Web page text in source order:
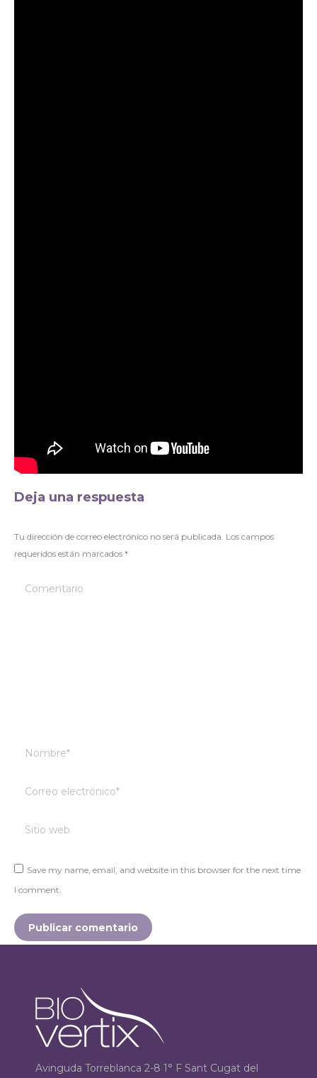
Deja una respuesta
Tu dirección de correo electrónico no será publicada. Los campos
requeridos están marcados *
Comentario
Nombre *
Correo electrónico *
Sitio web
Save my name, email, and website in this browser for the next time
I comment.
Publicar comentario
Avinguda Torreblanca 2-8 1° F Sant Cugat del